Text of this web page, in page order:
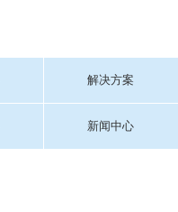
解决方案
新闻中心